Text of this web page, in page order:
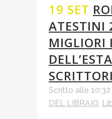
19 SET
ATESTINI
MIGLIORI
Scritto alle 10:32
DEL LIBRAIO,